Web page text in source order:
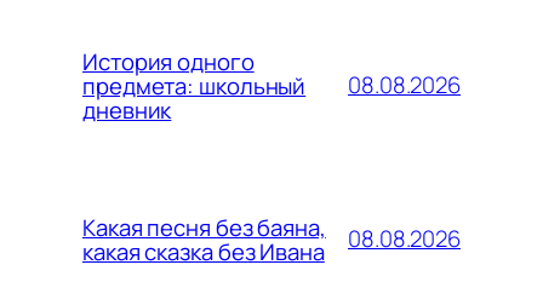
История одного
предмета: школьный
дневник
08.08.2026
Какая песня без баяна,
какая сказка без Ивана 08.08.2026